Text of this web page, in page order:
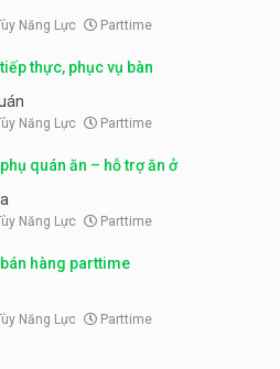
– hỗ trợ ăn ở
marketing
parttime
Năng Lực Parttime
thực, phục vụ bàn
Năng Lực Parttime
quán ăn – hỗ trợ ăn ở
Năng Lực Parttime
hàng parttime
Năng Lực Parttime